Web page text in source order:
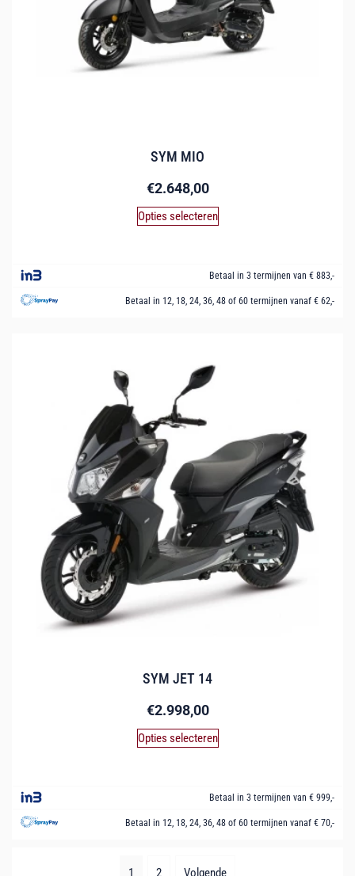
SYM MIO
€2.648,00
Opties selecteren
Betaal in 3 termijnen van € 883,-
Betaal in 12, 18, 24, 36, 48 of 60 termijnen vanaf € 62,-
SYM JET 14
€2.998,00
Opties selecteren
Betaal in 3 termijnen van € 999,-
Betaal in 12, 18, 24, 36, 48 of 60 termijnen vanaf € 70,-
1 2 Volgende